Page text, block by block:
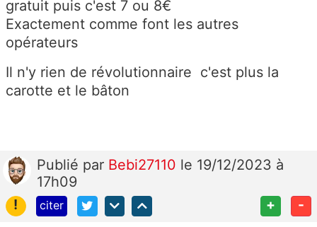
gratuit puis c'est 7 ou 8€
Exactement comme font les autres
opérateurs
Il n'y rien de révolutionnaire c'est plus la
carotte et le bâton
Publié par Bebi27110 le 19/12/2023 à
17h09
!
citer + -